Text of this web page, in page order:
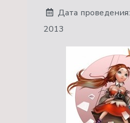
Дата проведения:
2013